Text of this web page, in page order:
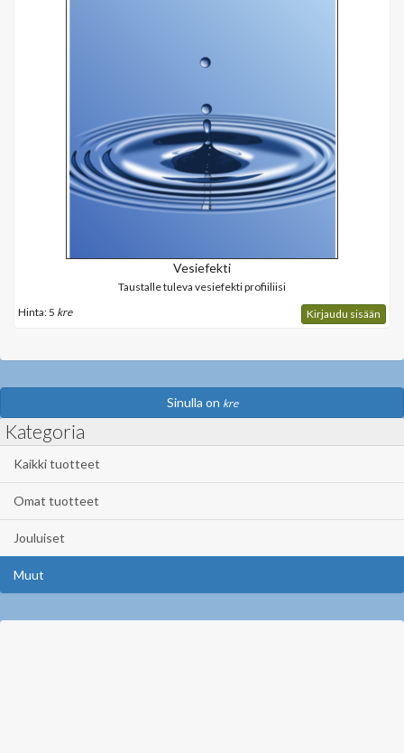
Vesiefekti
Taustalle tuleva vesiefekti profiiliisi
Hinta: 5 kre Kirjaudu sisään
Sinulla on kre
Kategoria
Kaikki tuotteet
Omat tuotteet
Jouluiset
Muut